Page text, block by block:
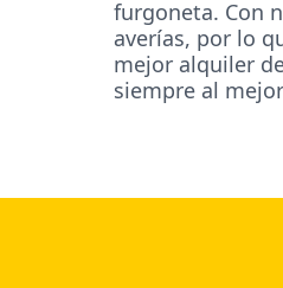
furgoneta. Con
averías, por lo
mejor alquiler
siempre al